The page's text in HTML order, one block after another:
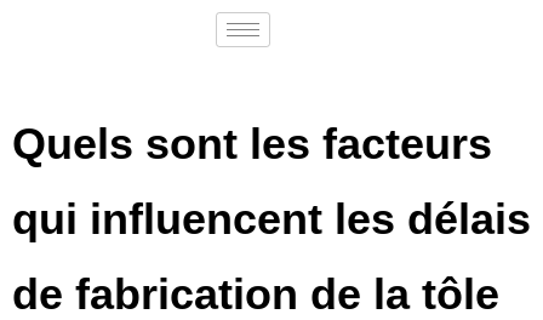
Quels sont les facteurs
qui influencent les délais
de fabrication de la tôle